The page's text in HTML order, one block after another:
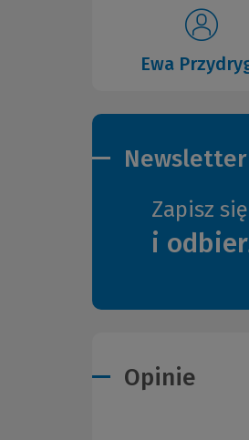
Ewa
Zapisz
i
Opinie